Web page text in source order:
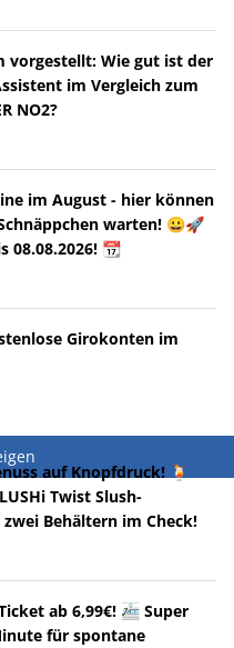
vorgestellt: Wie gut ist der
im Vergleich zum
NO2?
im August - hier können
warten! 😀🚀
08.08.2026! 📆
Girokonten im
auf Knopfdruck! 🍹
Twist Slush-
Behältern im Check!
ab 6,99€! 🚈 Super
für spontane